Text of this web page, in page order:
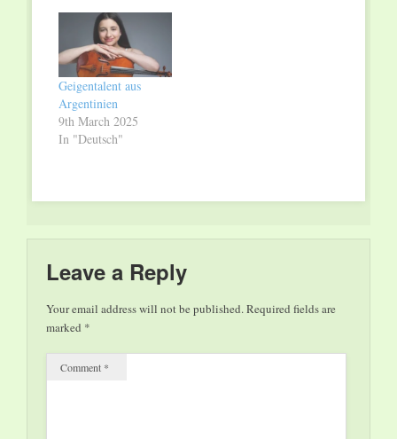
Aachen und Wetzlar
findet die große
Premiere seiner
Deutschlandtournee
am 12. November
2015 im Düsseldorfer
Capitol Theater statt.
Die Tournee führt den
Januar…
Geigentalent aus
Argentinien
9th March 2025
In "Deutsch"
Leave a Reply
Your email address will not be published.Required fields are
marked *
Comment *